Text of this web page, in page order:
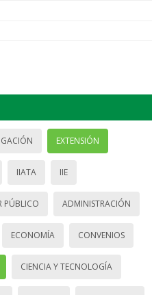
EXTENSIÓN
IIATA IIE
PÚBLICO ADMINISTRACIÓN
ECONOMÍA CONVENIOS
CIENCIA Y TECNOLOGÍA